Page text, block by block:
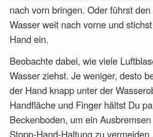
nach vorn bringen. Oder führst
Wasser weit nach vorne und
Hand ein.
Beobachte dabei, wie viele
Wasser ziehst. Je weniger, desto
der Hand knapp unter der
Handfläche und Finger hältst Du
Beckenboden, um ein
Stopp-Hand-Haltung zu vermeiden.